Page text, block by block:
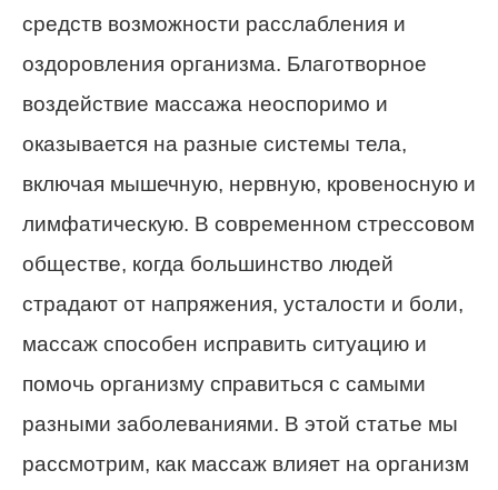
средств возможности расслабления и
оздоровления организма. Благотворное
воздействие массажа неоспоримо и
оказывается на разные системы тела,
включая мышечную, нервную, кровеносную и
лимфатическую. В современном стрессовом
обществе, когда большинство людей
страдают от напряжения, усталости и боли,
массаж способен исправить ситуацию и
помочь организму справиться с самыми
разными заболеваниями. В этой статье мы
рассмотрим, как массаж влияет на организм